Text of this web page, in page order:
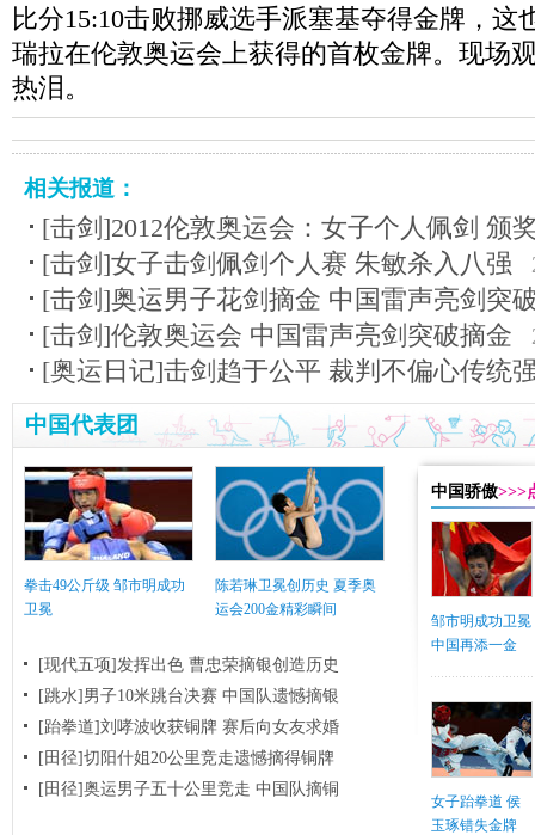
比分15:10击败挪威选手派塞基夺得金牌，这
瑞拉在伦敦奥运会上获得的首枚金牌。现场
热泪。
相关报道：
[击剑]2012伦敦奥运会：女子个人佩剑 颁
[击剑]女子击剑佩剑个人赛 朱敏杀入八强
[击剑]奥运男子花剑摘金 中国雷声亮剑突
[击剑]伦敦奥运会 中国雷声亮剑突破摘金
[奥运日记]击剑趋于公平 裁判不偏心传统
中国代表团
拳击49公斤级 邹市明成功
卫冕
陈若琳卫冕创历史 夏季奥
运会200金精彩瞬间
[现代五项]发挥出色 曹忠荣摘银创造历史
[跳水]男子10米跳台决赛 中国队遗憾摘银
[跆拳道]刘哮波收获铜牌 赛后向女友求婚
[田径]切阳什姐20公里竞走遗憾摘得铜牌
[田径]奥运男子五十公里竞走 中国队摘铜
中国骄傲>>>
邹市明成功卫冕
中国再添一金
女子跆拳道 侯
玉琢错失金牌